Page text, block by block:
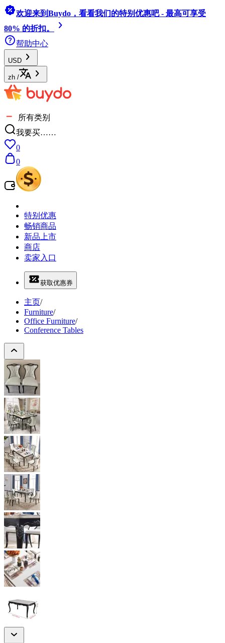
欢迎来到Buydo，看看我们的特别优惠吧 - 最高可享受
80% 的折扣。
帮助中心
USD
zh /
所有类别
我要买……
0
0
特别优惠
畅销商品
新品上市
商店
卖家入口
获取优惠券
主页/
Furniture/
Office Furniture/
Conference Tables